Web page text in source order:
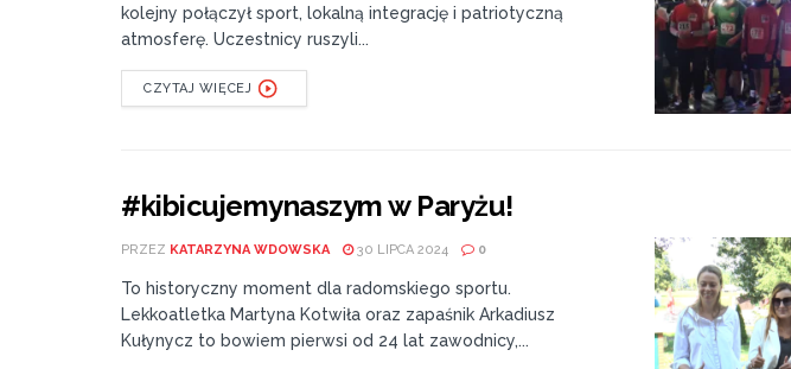
kolejny połączył sport, lokalną integrację i patriotyczną
atmosferę. Uczestnicy ruszyli...
CZYTAJ WIĘCEJ
#kibicujemynaszym w Paryżu!
PRZEZ KATARZYNA WDOWSKA 30 LIPCA 2024 0
To historyczny moment dla radomskiego sportu.
Lekkoatletka Martyna Kotwiła oraz zapaśnik Arkadiusz
Kułynycz to bowiem pierwsi od 24 lat zawodnicy,...